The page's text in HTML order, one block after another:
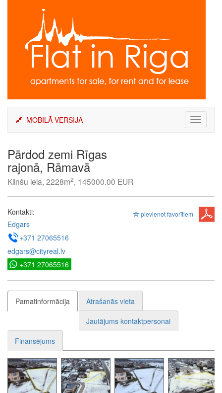
Toggle
MOBILĀ VERSIJA
Pārdod zemi Rīgas
rajonā, Rāmavā
Klinšu iela, 2228m2, 145000.00 EUR
pievienot favorītiem
Kontakti:
Edgars
+371 27065516
edgars@cityreal.lv
+371 27065516
Pamatinformācija
Atrašanās vieta
Jautājums kontaktpersonai
Finansējums